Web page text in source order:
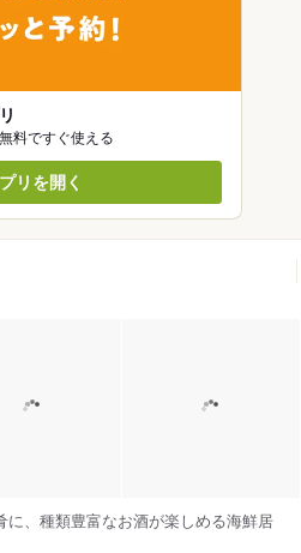
料ですぐ使える
リを開く
に、種類豊富なお酒が楽しめる海鮮居